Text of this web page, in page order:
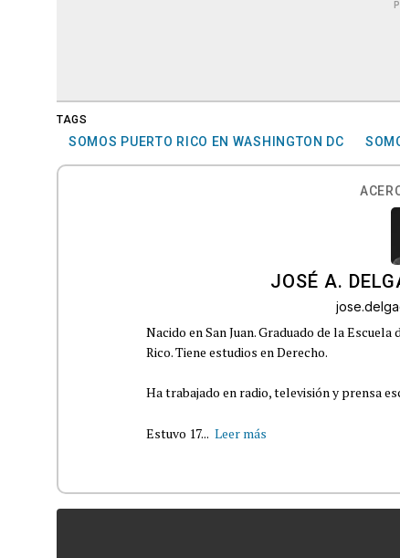
TAGS
SOMOS PUERTO RICO EN WASHINGTON DC
JOSÉ A.
Nacido en San Juan. Graduado de la
Rico. Tiene estudios en Derecho.
Ha trabajado en radio, televisión y prensa
Estuvo 17... Leer más